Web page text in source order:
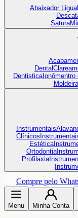
Abaixador Ligual
Satura
Dental
Dentistica
Moldeira
Instrumentais
Clínicos
Estética
Ortodontia
Profilaxia
Compre pelo
Menu Minha Conta